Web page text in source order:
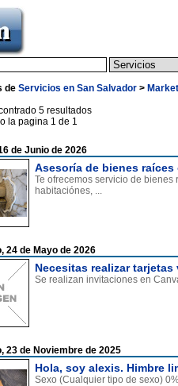
de Servicios en San Salvador >
5 resultados
la pagina 1 de 1
de Junio de 2026
Asesoría de bienes
Te ofrecemos servicio de
habitaciónes, ...
24 de Mayo de 2026
Necesitas realizar
Se realizan invitaciones en
23 de Noviembre de 2025
Hola, soy alexis. Himbre
Sexo (Cualquier tipo de sexo)